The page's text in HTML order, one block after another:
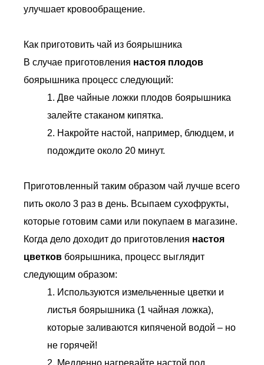
улучшает кровообращение.
Как приготовить чай из боярышника
В случае приготовления настоя плодов
боярышника процесс следующий:
1. Две чайные ложки плодов боярышника
залейте стаканом кипятка.
2. Накройте настой, например, блюдцем, и
подождите около 20 минут.
Приготовленный таким образом чай лучше всего
пить около 3 раз в день. Всыпаем сухофрукты,
которые готовим сами или покупаем в магазине.
Когда дело доходит до приготовления настоя
цветков боярышника, процесс выглядит
следующим образом:
1. Используются измельченные цветки и
листья боярышника (1 чайная ложка),
которые заливаются кипяченой водой – но
не горячей!
2. Медленно нагревайте настой под